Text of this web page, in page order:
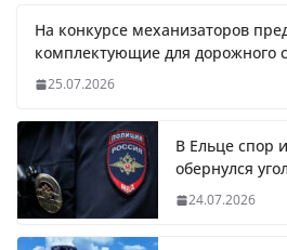
На конкурсе механизаторов
комплектующие для дорожного
25.07.2026
В Ельце спор
обернулся
24.07.2026